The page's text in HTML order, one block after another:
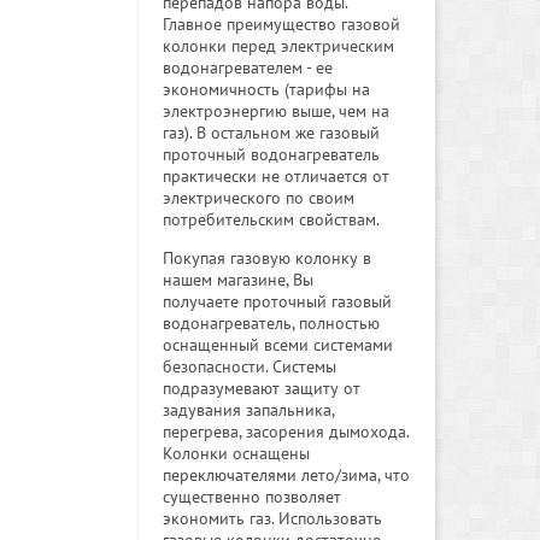
Главное преимущество газовой
колонки перед электрическим
водонагревателем - ее
экономичность (тарифы на
электроэнергию выше, чем на
газ). В остальном же газовый
проточный водонагреватель
практически не отличается от
электрического по своим
потребительским свойствам.
Покупая газовую колонку в
нашем магазине, Вы
получаете проточный газовый
водонагреватель, полностью
оснащенный всеми системами
безопасности. Системы
подразумевают защиту от
задувания запальника,
перегрева, засорения дымохода.
Колонки оснащены
переключателями лето/зима, что
существенно позволяет
экономить газ. Использовать